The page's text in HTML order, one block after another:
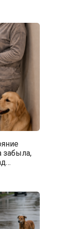
забыла,